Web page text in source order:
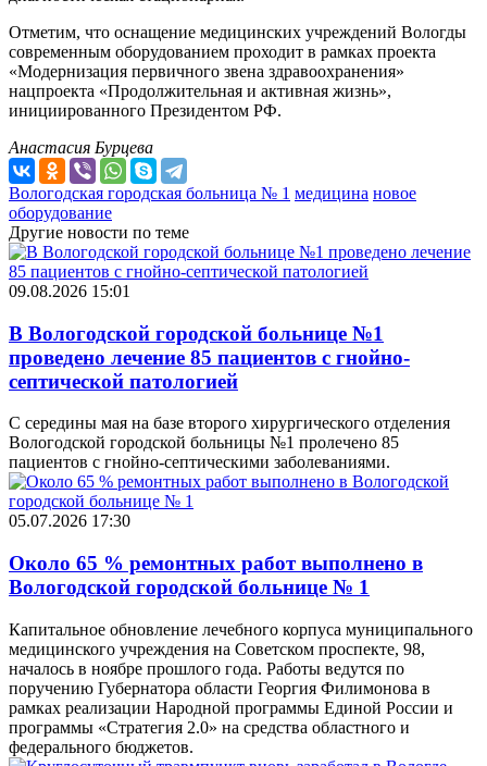
Отметим, что оснащение медицинских учреждений Вологды
современным оборудованием проходит в рамках проекта
«Модернизация первичного звена здравоохранения»
нацпроекта «Продолжительная и активная жизнь»,
инициированного Президентом РФ.
Анастасия Бурцева
Вологодская городская больница № 1 медицина новое
оборудование
Другие новости по теме
09.08.2026 15:01
В Вологодской городской больнице №1
проведено лечение 85 пациентов с гнойно-
септической патологией
С середины мая на базе второго хирургического отделения
Вологодской городской больницы №1 пролечено 85
пациентов с гнойно-септическими заболеваниями.
05.07.2026 17:30
Около 65 % ремонтных работ выполнено в
Вологодской городской больнице № 1
Капитальное обновление лечебного корпуса муниципального
медицинского учреждения на Советском проспекте, 98,
началось в ноябре прошлого года. Работы ведутся по
поручению Губернатора области Георгия Филимонова в
рамках реализации Народной программы Единой России и
программы «Стратегия 2.0» на средства областного и
федерального бюджетов.